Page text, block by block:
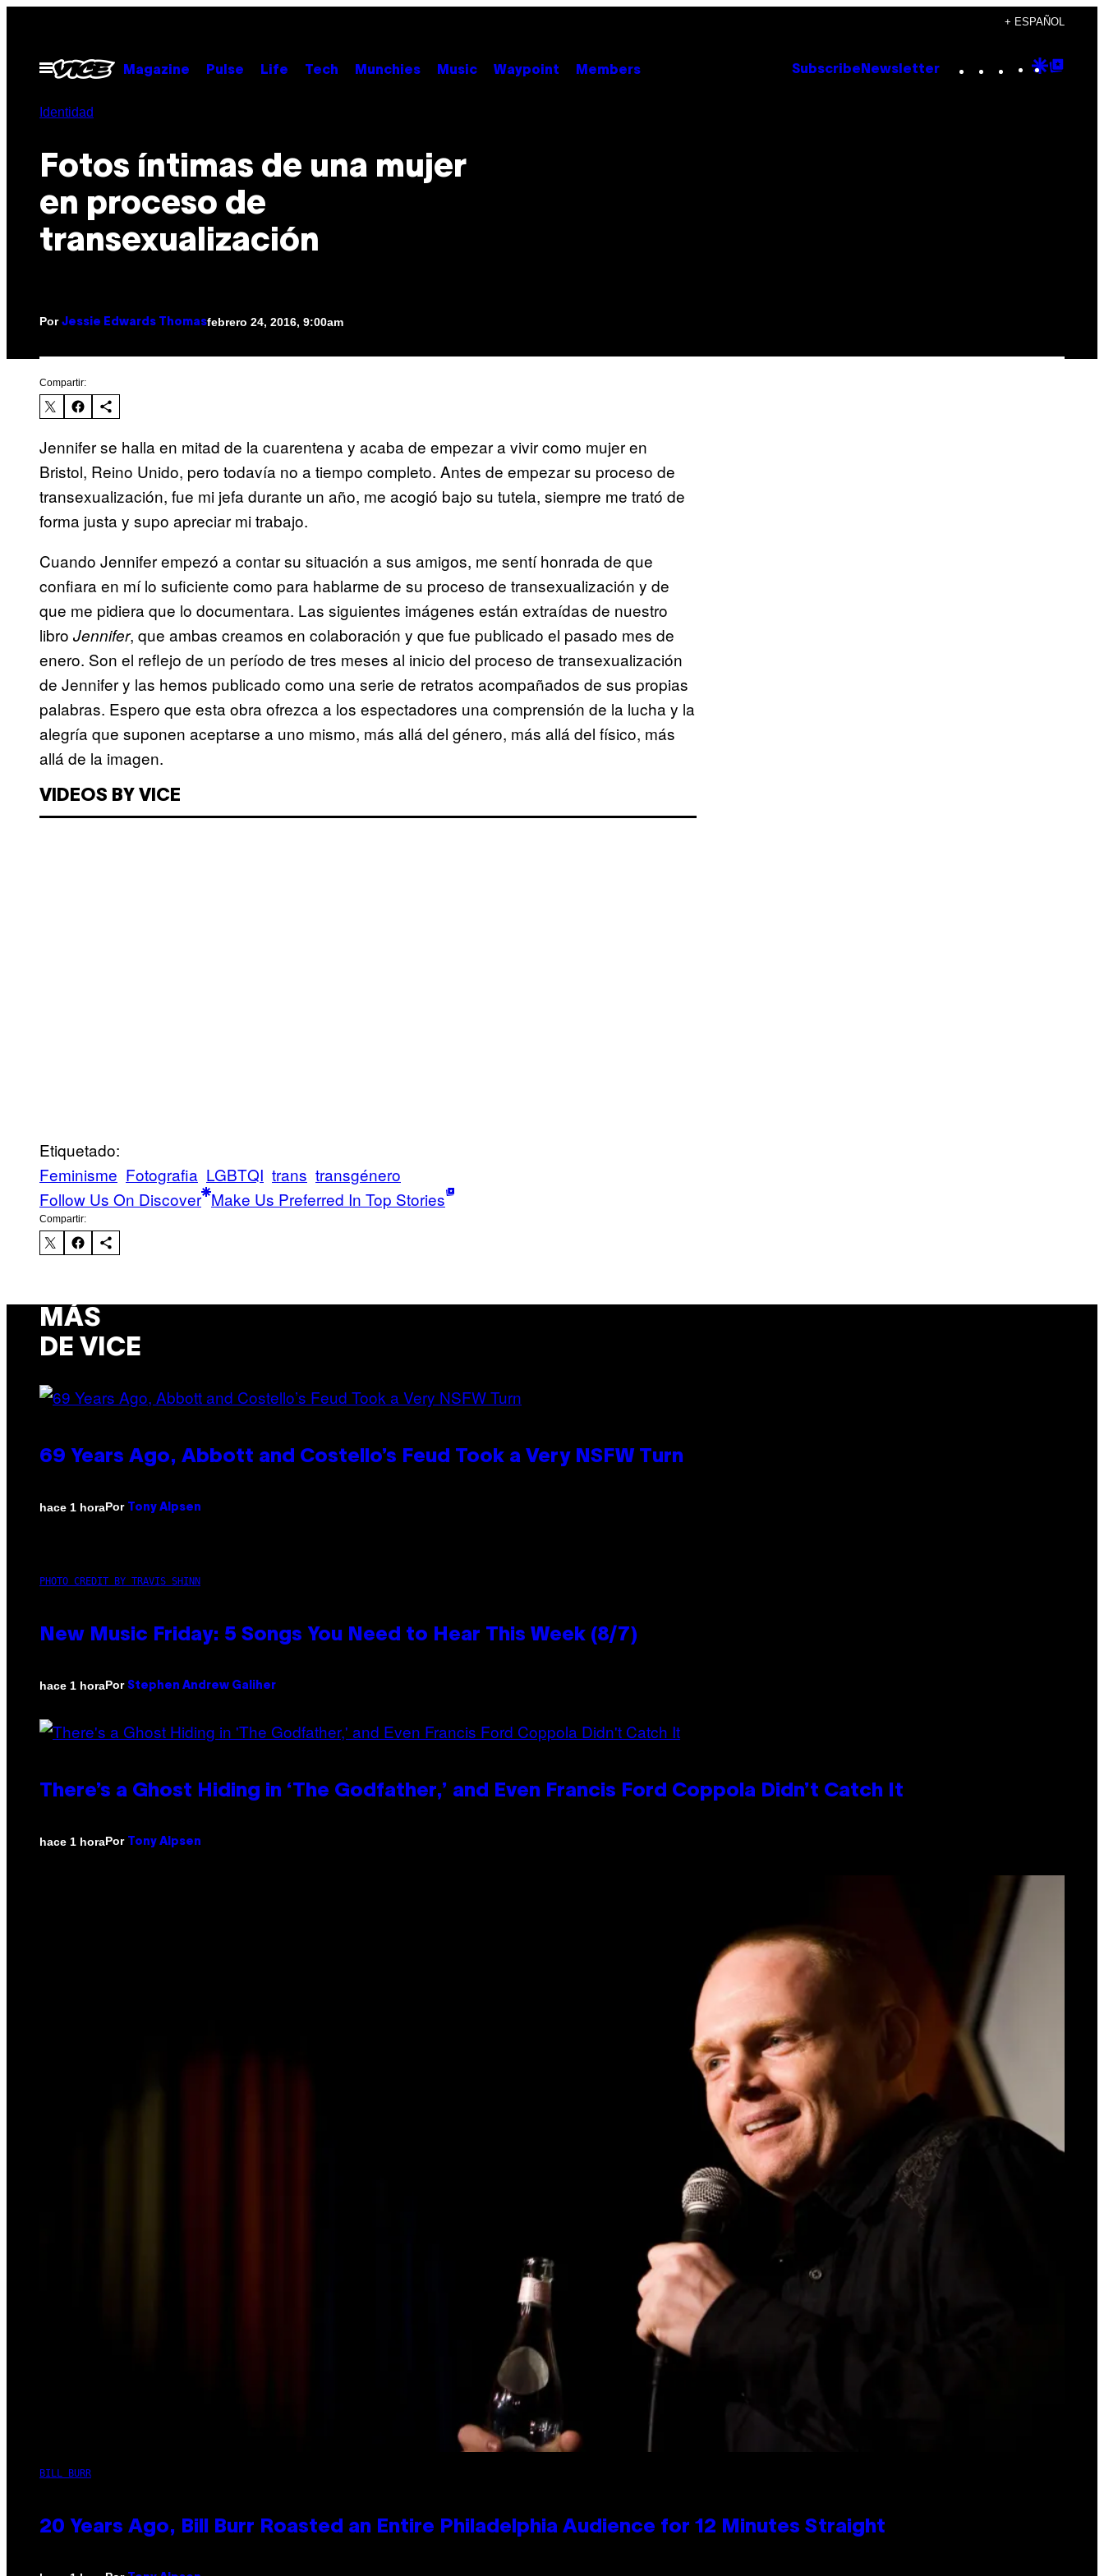
contenido
+ ESPAÑOL
Abrir
Menú
Magazine Pulse Life Tech Munchies Music Waypoint Members Subscribe Newsletter Instagram
TikTok
YouTube
Google
Identidad
Fotos íntimas de una mujer
en proceso de
transexualización
Por Jessie Edwards Thomasfebrero 24, 2016, 9:00am
Compartir:
Jennifer se halla en mitad de la cuarentena y acaba de empezar a vivir como mujer en
Bristol, Reino Unido, pero todavía no a tiempo completo. Antes de empezar su proceso de
transexualización, fue mi jefa durante un año, me acogió bajo su tutela, siempre me trató de
forma justa y supo apreciar mi trabajo.
Cuando Jennifer empezó a contar su situación a sus amigos, me sentí honrada de que
confiara en mí lo suficiente como para hablarme de su proceso de transexualización y de
que me pidiera que lo documentara. Las siguientes imágenes están extraídas de nuestro
libro Jennifer, que ambas creamos en colaboración y que fue publicado el pasado mes de
enero. Son el reflejo de un período de tres meses al inicio del proceso de transexualización
de Jennifer y las hemos publicado como una serie de retratos acompañados de sus propias
palabras. Espero que esta obra ofrezca a los espectadores una comprensión de la lucha y la
alegría que suponen aceptarse a uno mismo, más allá del género, más allá del físico, más
allá de la imagen.
VIDEOS BY VICE
Etiquetado:
Feminisme Fotografia LGBTQI trans transgénero
Follow Us On Discover Make Us Preferred In Top Stories
Compartir:
MÁS
DE VICE
69 Years Ago, Abbott and Costello’s Feud Took a Very NSFW Turn
hace 1 horaPor Tony Alpsen
PHOTO CREDIT BY TRAVIS SHINN
New Music Friday: 5 Songs You Need to Hear This Week (8/7)
hace 1 horaPor Stephen Andrew Galiher
There’s a Ghost Hiding in ‘The Godfather,’ and Even Francis Ford Coppola Didn’t Catch It
hace 1 horaPor Tony Alpsen
BILL BURR
20 Years Ago, Bill Burr Roasted an Entire Philadelphia Audience for 12 Minutes Straight